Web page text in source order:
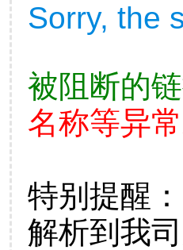
Sorry, the
被阻断的链
名称等异
特别提醒
解析到我